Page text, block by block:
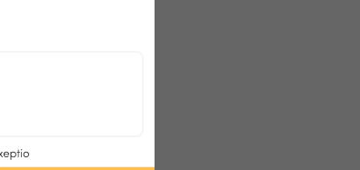
saison. 30 et
h 30 en juillet-